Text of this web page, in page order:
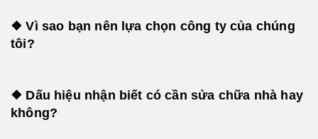
❖ Vì sao bạn nên lựa chọn công ty của chúng
tôi?
❖ Dấu hiệu nhận biết có cần sửa chữa nhà hay
không?